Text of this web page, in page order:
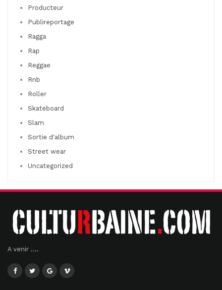
Producteur
Publireportage
Ragga
Rap
Reggae
Rnb
Roller
Skateboard
Slam
Sortie d'album
Street wear
Uncategorized
A venir ....